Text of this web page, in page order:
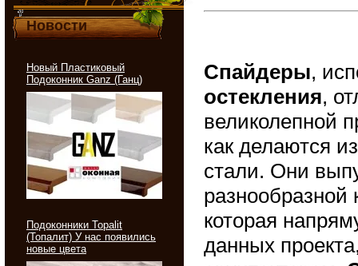
Новости
Новый Пластиковый
Подоконник Ganz (Ганц)
Подоконники Topalit
(Топалит) У нас появились
новые цвета
Спайдеры,
остекления,
великолепной
как делаются
стали. Они
разнообразной
которая
данных